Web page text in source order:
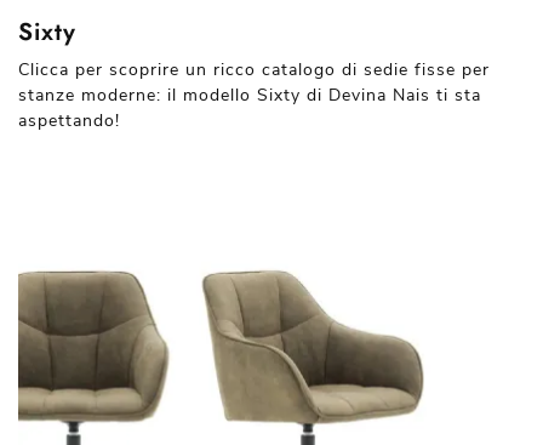
Sixty
Clicca per scoprire un ricco catalogo di sedie fisse per
stanze moderne: il modello Sixty di Devina Nais ti sta
aspettando!